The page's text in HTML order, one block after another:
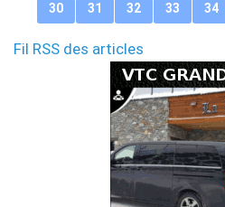
30 31 32 33 34
Fil RSS des articles